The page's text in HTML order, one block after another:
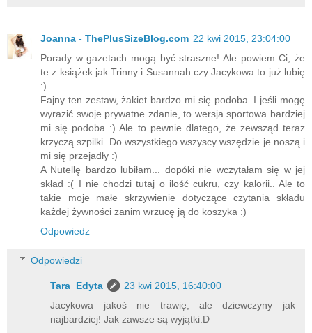
Joanna - ThePlusSizeBlog.com 22 kwi 2015, 23:04:00
Porady w gazetach mogą być straszne! Ale powiem Ci, że
te z książek jak Trinny i Susannah czy Jacykowa to już lubię
:)
Fajny ten zestaw, żakiet bardzo mi się podoba. I jeśli mogę
wyrazić swoje prywatne zdanie, to wersja sportowa bardziej
mi się podoba :) Ale to pewnie dlatego, że zewsząd teraz
krzyczą szpilki. Do wszystkiego wszyscy wszędzie je noszą i
mi się przejadły :)
A Nutellę bardzo lubiłam... dopóki nie wczytałam się w jej
skład :( I nie chodzi tutaj o ilość cukru, czy kalorii.. Ale to
takie moje małe skrzywienie dotyczące czytania składu
każdej żywności zanim wrzucę ją do koszyka :)
Odpowiedz
Odpowiedzi
Tara_Edyta
23 kwi 2015, 16:40:00
Jacykowa jakoś nie trawię, ale dziewczyny jak
najbardziej! Jak zawsze są wyjątki:D